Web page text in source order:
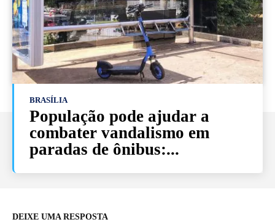
BRASÍLIA
População pode ajudar a
combater vandalismo em
paradas de ônibus:...
DEIXE UMA RESPOSTA